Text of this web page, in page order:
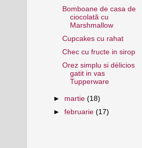
Bomboane de casa de
ciocolată cu
Marshmallow
Cupcakes cu rahat
Chec cu fructe in sirop
Orez simplu si délicios
gatit in vas
Tupperware
► martie(18)
►februarie(17)